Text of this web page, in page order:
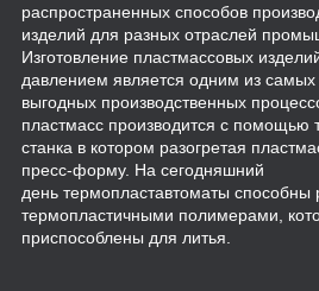
распространенных способов
изделий для разных отраслей
Изготовление пластмассовых
давлением является одним из
выгодных производственных
пластмасс производится с помощью
станка в котором разогретая
пресс-форму. На сегодняшний
день термопластавтоматы
термопластичными полимерами,
приспособлены для литья.